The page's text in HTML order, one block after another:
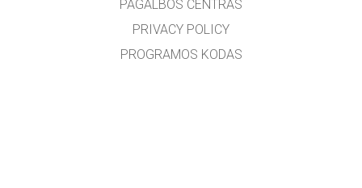
PAGALBOS CENTRAS
PRIVACY POLICY
PROGRAMOS KODAS